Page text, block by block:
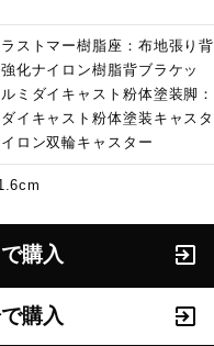
ストマー樹脂座：布地張り背
化ナイロン樹脂背ブラケッ
ルミダイキャスト粉体塗装脚：
イキャスト粉体塗装キャスタ
ロン双輪キャスター
購入
購入